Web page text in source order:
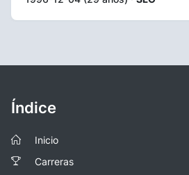
Índice
Inicio
Carreras